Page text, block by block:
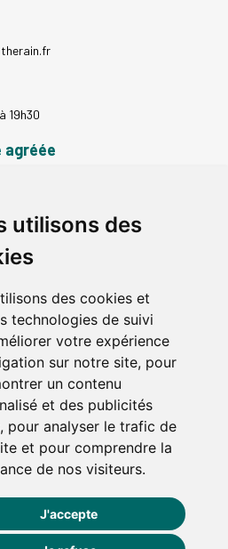
utilisons des
des cookies et
technologies de suivi
votre expérience
sur notre site, pour
un contenu
et des publicités
pour analyser le trafic de
et pour comprendre la
de nos visiteurs.
J'accepte
19h30
agréée
& Collect